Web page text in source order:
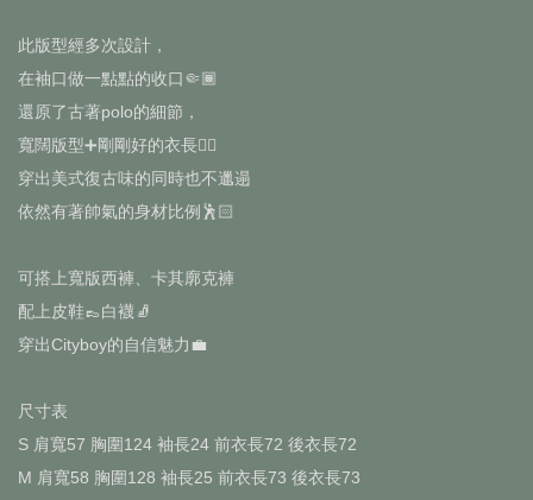
此版型經多次設計，
在袖口做一點點的收口🤏🏾
還原了古著polo的細節，
寬闊版型➕剛剛好的衣長✍🏻
穿出美式復古味的同時也不邋遢
依然有著帥氣的身材比例🕺🏻
可搭上寬版西褲、卡其廓克褲
配上皮鞋👞白襪🧦
穿出Cityboy的自信魅力💼
尺寸表
S 肩寬57 胸圍124 袖長24 前衣長72 後衣長72
M 肩寬58 胸圍128 袖長25 前衣長73 後衣長73